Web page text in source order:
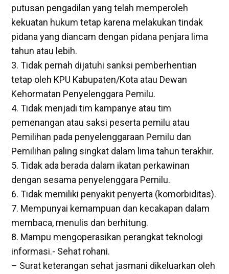
putusan pengadilan yang telah memperoleh
kekuatan hukum tetap karena melakukan tindak
pidana yang diancam dengan pidana penjara lima
tahun atau lebih.
3. Tidak pernah dijatuhi sanksi pemberhentian
tetap oleh KPU Kabupaten/Kota atau Dewan
Kehormatan Penyelenggara Pemilu.
4. Tidak menjadi tim kampanye atau tim
pemenangan atau saksi peserta pemilu atau
Pemilihan pada penyelenggaraan Pemilu dan
Pemilihan paling singkat dalam lima tahun terakhir.
5. Tidak ada berada dalam ikatan perkawinan
dengan sesama penyelenggara Pemilu.
6. Tidak memiliki penyakit penyerta (komorbiditas).
7. Mempunyai kemampuan dan kecakapan dalam
membaca, menulis dan berhitung.
8. Mampu mengoperasikan perangkat teknologi
informasi.- Sehat rohani.
– Surat keterangan sehat jasmani dikeluarkan oleh